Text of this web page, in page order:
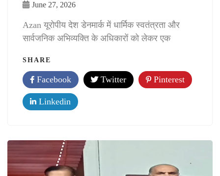
June 27, 2026
Azan यूरोपीय देश डेनमार्क में धार्मिक स्वतंत्रता और
सार्वजनिक अभिव्यक्ति के अधिकारों को लेकर एक
SHARE
Facebook Twitter Pinterest
Linkedin